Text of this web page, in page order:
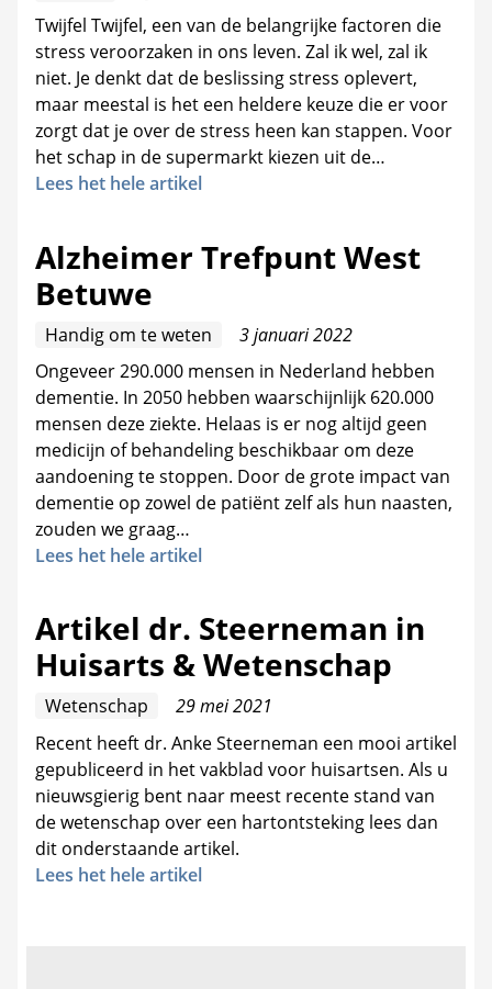
Twijfel Twijfel, een van de belangrijke factoren die
stress veroorzaken in ons leven. Zal ik wel, zal ik
niet. Je denkt dat de beslissing stress oplevert,
maar meestal is het een heldere keuze die er voor
zorgt dat je over de stress heen kan stappen. Voor
het schap in de supermarkt kiezen uit de…
Lees het hele artikel
Alzheimer Trefpunt West
Betuwe
Handig om te weten
3 januari 2022
Ongeveer 290.000 mensen in Nederland hebben
dementie. In 2050 hebben waarschijnlijk 620.000
mensen deze ziekte. Helaas is er nog altijd geen
medicijn of behandeling beschikbaar om deze
aandoening te stoppen. Door de grote impact van
dementie op zowel de patiënt zelf als hun naasten,
zouden we graag…
Lees het hele artikel
Artikel dr. Steerneman in
Huisarts & Wetenschap
Wetenschap
29 mei 2021
Recent heeft dr. Anke Steerneman een mooi artikel
gepubliceerd in het vakblad voor huisartsen. Als u
nieuwsgierig bent naar meest recente stand van
de wetenschap over een hartontsteking lees dan
dit onderstaande artikel.
Lees het hele artikel